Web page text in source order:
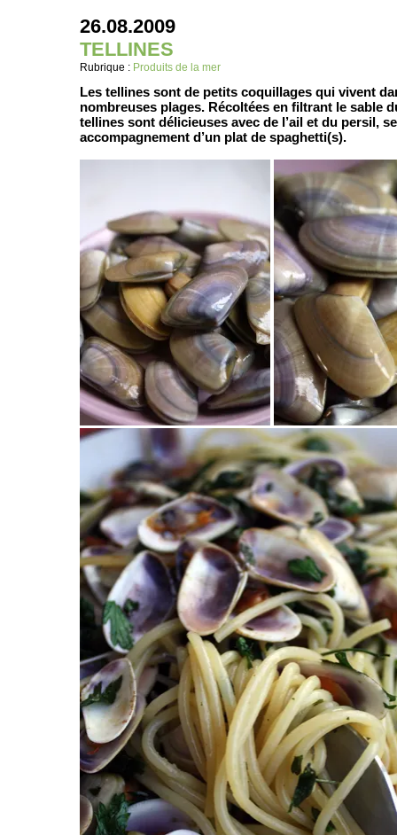
26.08.2009
TELLINES
Rubrique : Produits de la mer
Les tellines sont de petits coquillages qui vivent
nombreuses plages. Récoltées en filtrant le sable
tellines sont délicieuses avec de l’ail et du persil,
accompagnement d’un plat de spaghetti(s).